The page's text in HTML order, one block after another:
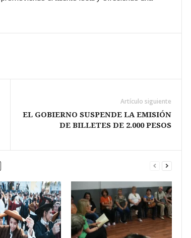
Artículo siguiente
EL GOBIERNO SUSPENDE LA EMISIÓN
DE BILLETES DE 2.000 PESOS